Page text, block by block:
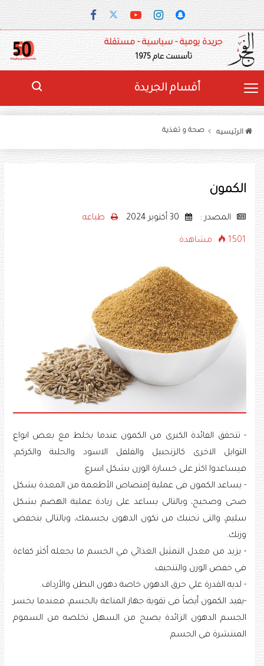
جريدة يومية - سياسية - مستقلة
تأسست عام 1975
أقسام الجريدة
الرئيسيه صحة و تغذية
الكمون
المصدر : طباعه
1501 مشاهدة
- تتحقق الفائدة الكبرى من الكمون عندما يخلط مع بعض انواع
التوابل الاخرى كالزنجبيل والفلفل الاسود والحلبة والكركم،
فيساعدوا اكثر على خسارة الوزن بشكل اسرع.
- يساعد الكمون فى عملية إمتصاص الأطعمة من المعدة بشكل
صحى وصحيح، وبالتالى يساعد على زيادة عملية الهضم بشكل
سليم، والتى تجنبك من تكون الدهون بجسمك، وبالتالى بنخفض
وزنك.
- يزيد من معدل التمثيل الغذائي في الجسم ما يجعله أكثر كفاءة
في خفض الوزن والتنحيف.
- لديه القدرة علي حرق الدهون خاصة دهون البطن والأرداف.
-يفيد الكمون أيضاً فى تقوية جهاز المناعة بالجسم، فعندما يخسر
الجسم الدهون الزائدة يصبح من السهل تخلصه من السموم
المنتشرة فى الجسم.